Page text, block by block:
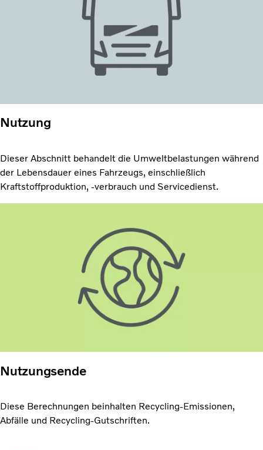
Nutzung
Dieser Abschnitt behandelt die Umweltbelastungen während
der Lebensdauer eines Fahrzeugs, einschließlich
Kraftstoffproduktion, -verbrauch und Servicedienst.
Nutzungsende
Diese Berechnungen beinhalten Recycling-Emissionen,
Abfälle und Recycling-Gutschriften.